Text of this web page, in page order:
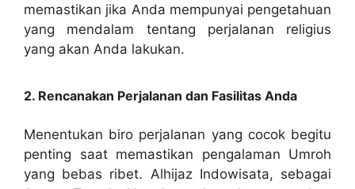
memastikan jika Anda mempunyai pengetahuan
yang mendalam tentang perjalanan religius
yang akan Anda lakukan.
2. Rencanakan Perjalanan dan Fasilitas Anda
Menentukan biro perjalanan yang cocok begitu
penting saat memastikan pengalaman Umroh
yang bebas ribet. Alhijaz Indowisata, sebagai